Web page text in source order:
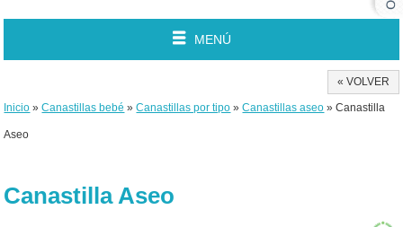
MENÚ
« VOLVER
Inicio »Canastillas bebé »Canastillas por tipo »Canastillas aseo » Canastilla
Aseo
Canastilla Aseo